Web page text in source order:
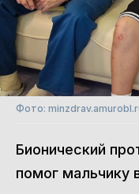
Фото:
Бионический
помог мальчику